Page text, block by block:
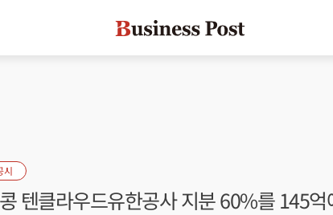
시
텐클라우드유한공사 지분 60%를 145억